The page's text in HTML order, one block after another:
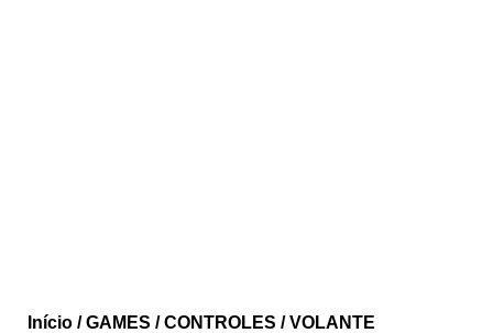
Início /GAMES /CONTROLES / VOLANTE